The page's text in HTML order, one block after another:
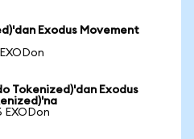
Exodus Movement
Tokenized)'dan Exodus
EXODon